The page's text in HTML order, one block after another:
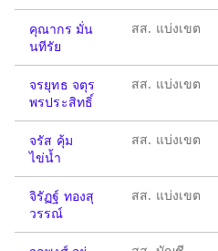
คุณากร มั่น
นทีรัย
สส. แบ่งเขต
จรยุทธ จตุร
พรประสิทธิ์
สส. แบ่งเขต
จรัส คุ้ม
ไข่น้ำ
สส. แบ่งเขต
จิรัฏฐ์ ทองสุ
วรรณ์
สส. แบ่งเขต